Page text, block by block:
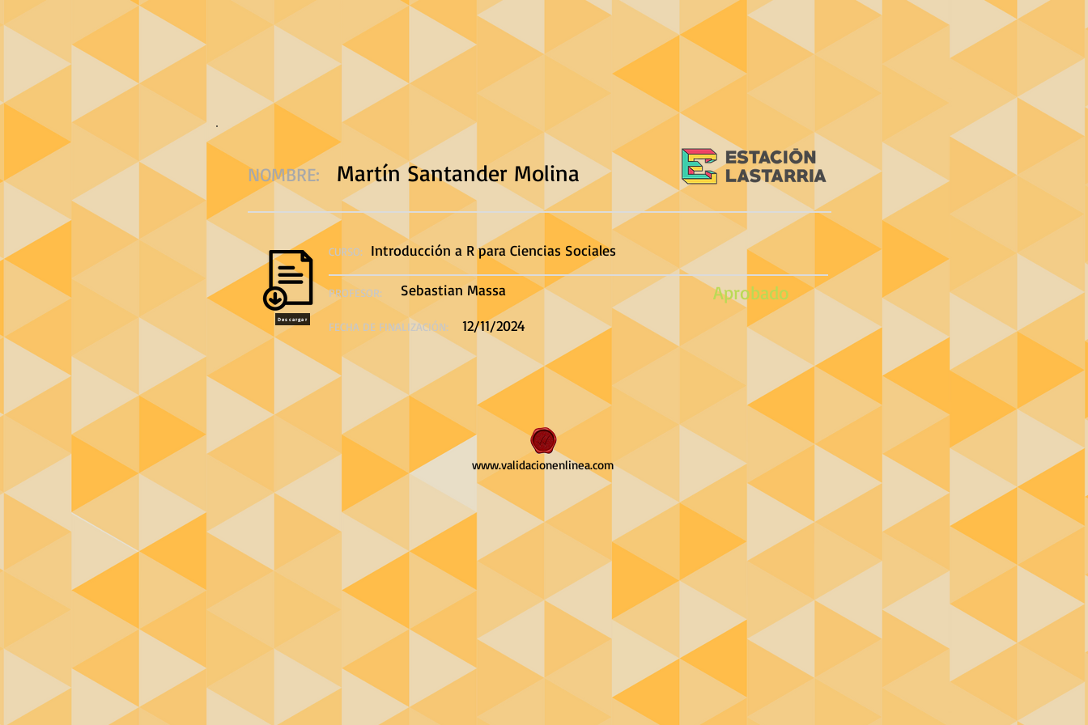
NOMBRE: Martín Santander Molina
CURSO: Introducción a R para Ciencias Sociales
PROFESOR: Sebastian Massa Aprobado
Descargar
FECHA DE FINALIZACIÓN: 12/11/2024
www.validacionenlinea.com